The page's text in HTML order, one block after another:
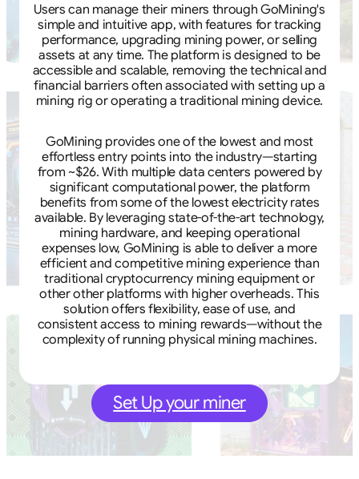
Users can manage their miners through GoMining's
simple and intuitive app, with features for tracking
performance, upgrading mining power, or selling
assets at any time. The platform is designed to be
accessible and scalable, removing the technical and
financial barriers often associated with setting up a
mining rig or operating a traditional mining device.
GoMining provides one of the lowest and most
effortless entry points into the industry—starting
from ~$26. With multiple data centers powered by
significant computational power, the platform
benefits from some of the lowest electricity rates
available. By leveraging state-of-the-art technology,
mining hardware, and keeping operational
expenses low, GoMining is able to deliver a more
efficient and competitive mining experience than
traditional cryptocurrency mining equipment or
other other platforms with higher overheads. This
solution offers flexibility, ease of use, and
consistent access to mining rewards—without the
complexity of running physical mining machines.
Set Up your miner